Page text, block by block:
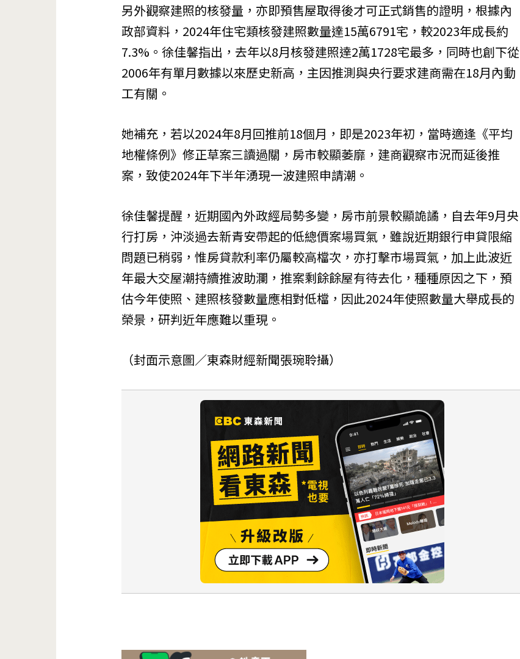
另外觀察建照的核發量，亦即預售屋取得後才可正式銷售的證明，根據內
政部資料，2024年住宅類核發建照數量達15萬6791宅，較2023年成長約
7.3%。徐佳馨指出，去年以8月核發建照達2萬1728宅最多，同時也創下從
2006年有單月數據以來歷史新高，主因推測與央行要求建商需在18月內動
工有關。
她補充，若以2024年8月回推前18個月，即是2023年初，當時適逢《平均
地權條例》修正草案三讀過關，房市較顯萎靡，建商觀察市況而延後推
案，致使2024年下半年湧現一波建照申請潮。
徐佳馨提醒，近期國內外政經局勢多變，房市前景較顯詭譎，自去年9月央
行打房，沖淡過去新青安帶起的低總價案場買氣，雖說近期銀行申貸限縮
問題已稍弱，惟房貸款利率仍屬較高檔次，亦打擊市場買氣，加上此波近
年最大交屋潮持續推波助瀾，推案剩餘餘屋有待去化，種種原因之下，預
估今年使照、建照核發數量應相對低檔，因此2024年使照數量大舉成長的
榮景，研判近年應難以重現。
（封面示意圖／東森財經新聞張琬聆攝）